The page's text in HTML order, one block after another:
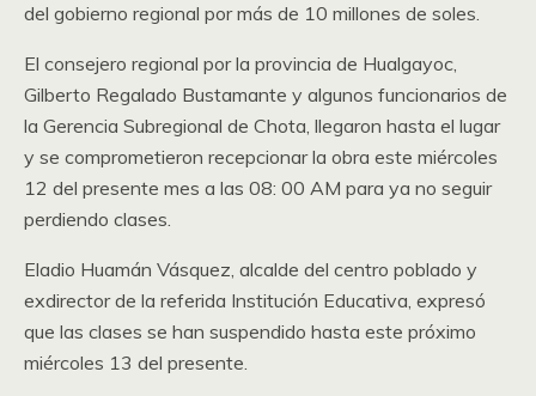
del gobierno regional por más de 10 millones de soles.
El consejero regional por la provincia de Hualgayoc,
Gilberto Regalado Bustamante y algunos funcionarios de
la Gerencia Subregional de Chota, llegaron hasta el lugar
y se comprometieron recepcionar la obra este miércoles
12 del presente mes a las 08: 00 AM para ya no seguir
perdiendo clases.
Eladio Huamán Vásquez, alcalde del centro poblado y
exdirector de la referida Institución Educativa, expresó
que las clases se han suspendido hasta este próximo
miércoles 13 del presente.